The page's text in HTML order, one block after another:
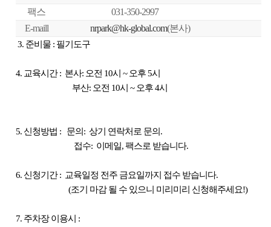
전기 절곡기
팩스
031-350-2997
E-maill
nrpark@hk-global.com(본사)
3. 준비물: 필기도구
4. 교육시간: 본사: 오전 10시 ~ 오후5시
부산: 오전 10시 ~ 오후4시
5. 신청방법 : 문의: 상기 연락처로 문의.
접수: 이메일,팩스로 받습니다.
6. 신청기간: 교육일정 전주 금요일까지 접수 받습니다.
(조기 마감 될 수 있으니 미리미리 신청해주세요!)
7. 주차장 이용시 :